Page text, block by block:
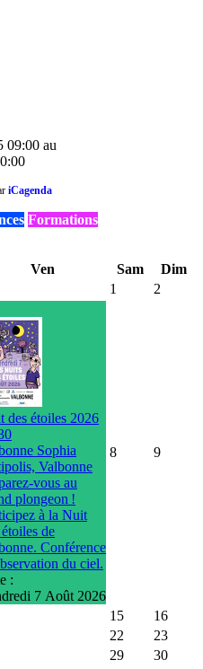
09:00 au
iCagenda
Formations
Ven Sam
Dim
1
2
des étoiles 2026
Sophia
Valbonne
vous au
plongeon !
à la Nuit
de
Conférence
du ciel.
:
7 Août 2026
8 9
15
16
22
23
29
30